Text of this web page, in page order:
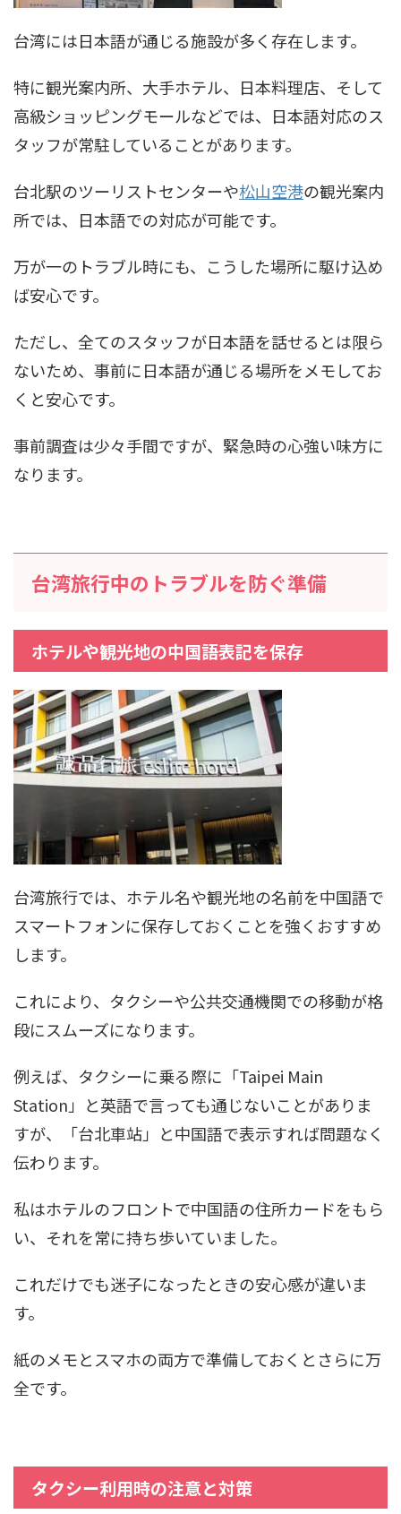
台湾には日本語が通じる施設が多く存在します。
特に観光案内所、大手ホテル、日本料理店、そして
高級ショッピングモールなどでは、日本語対応のス
タッフが常駐していることがあります。
台北駅のツーリストセンターや松山空港の観光案内
所では、日本語での対応が可能です。
万が一のトラブル時にも、こうした場所に駆け込め
ば安心です。
ただし、全てのスタッフが日本語を話せるとは限ら
ないため、事前に日本語が通じる場所をメモしてお
くと安心です。
事前調査は少々手間ですが、緊急時の心強い味方に
なります。
台湾旅行中のトラブルを防ぐ準備
ホテルや観光地の中国語表記を保存
台湾旅行では、ホテル名や観光地の名前を中国語で
スマートフォンに保存しておくことを強くおすすめ
します。
これにより、タクシーや公共交通機関での移動が格
段にスムーズになります。
例えば、タクシーに乗る際に「Taipei Main
Station」と英語で言っても通じないことがありま
すが、「台北車站」と中国語で表示すれば問題なく
伝わります。
私はホテルのフロントで中国語の住所カードをもら
い、それを常に持ち歩いていました。
これだけでも迷子になったときの安心感が違いま
す。
紙のメモとスマホの両方で準備しておくとさらに万
全です。
タクシー利用時の注意と対策